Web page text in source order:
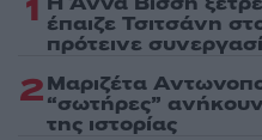
1 έπαιζε Τσιτσάνη
πρότεινε
2Μαριζέτα
“σωτήρες”
της ιστορίας